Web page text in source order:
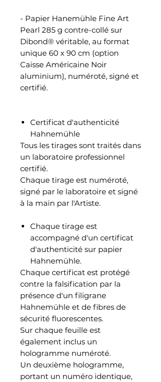
- Papier Hanemühle Fine Art
Pearl 285 g contre-collé sur
Dibond® véritable, au format
unique 60 x 90 cm (option
Caisse Américaine Noir
aluminium), numéroté, signé et
certifié.
Certificat d'authenticité
Hahnemühle
Tous les tirages sont traités dans
un laboratoire professionnel
certifié.
Chaque tirage est numéroté,
signé par le laboratoire et signé
à la main par l'Artiste.
Chaque tirage est
accompagné d'un certificat
d'authenticité sur papier
Hahnemühle.
Chaque certificat est protégé
contre la falsification par la
présence d'un filigrane
Hahnemühle et de fibres de
sécurité fluorescentes.
Sur chaque feuille est
également inclus un
hologramme numéroté.
Un deuxième hologramme,
portant un numéro identique,